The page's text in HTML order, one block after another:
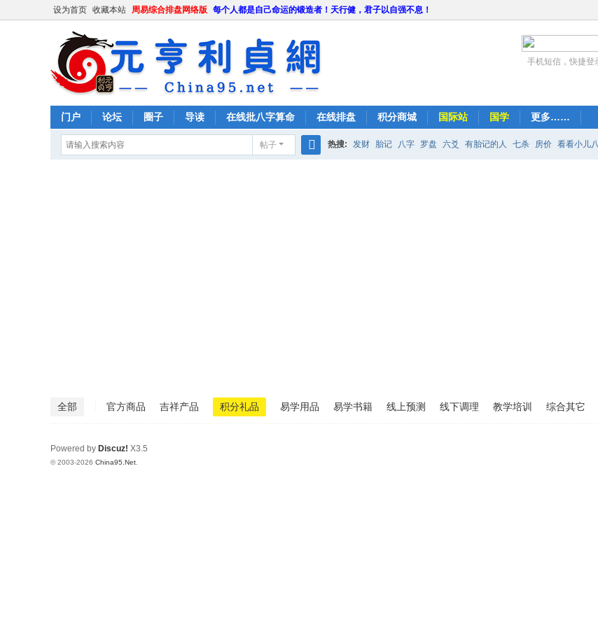
设为首页 收藏本站 周易综合排盘网络版 每个人都是自己命运的锻造者！天行健，君子以自强不息！
手机短信，快捷登
门户 论坛 圈子 导读 在线批八字算命 在线排盘 积分商城 国际站 国学 更多……
帖子 热搜: 发财 胎记 八字 罗盘 六爻 有胎记的人 七杀 房价 看看小儿
全部 官方商品 吉祥产品 积分礼品 易学用品 易学书籍 线上预测 线下调理 教学培训 综合其它
Powered by Discuz! X3.5
© 2003-2026 China95.Net